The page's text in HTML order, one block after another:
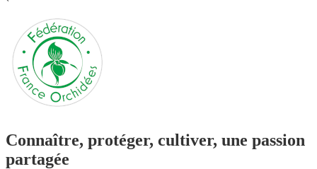
`
Connaître, protéger, cultiver, une passion
partagée